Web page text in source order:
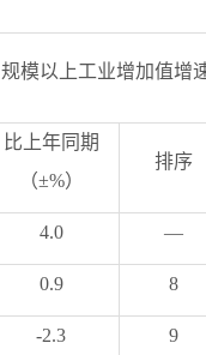
规模以上工业增加值增
比上年同期
（±%）
排序
4.0 —
0.9 8
-2.3 9